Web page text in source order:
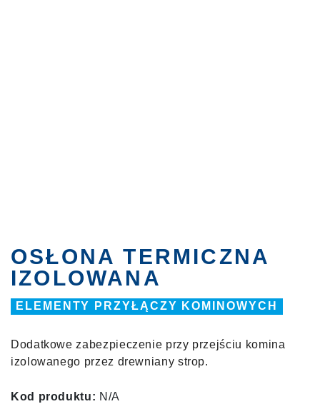
OSŁONA TERMICZNA
IZOLOWANA
ELEMENTY PRZYŁĄCZY KOMINOWYCH
Dodatkowe zabezpieczenie przy przejściu komina
izolowanego przez drewniany strop.
Kod produktu: N/A